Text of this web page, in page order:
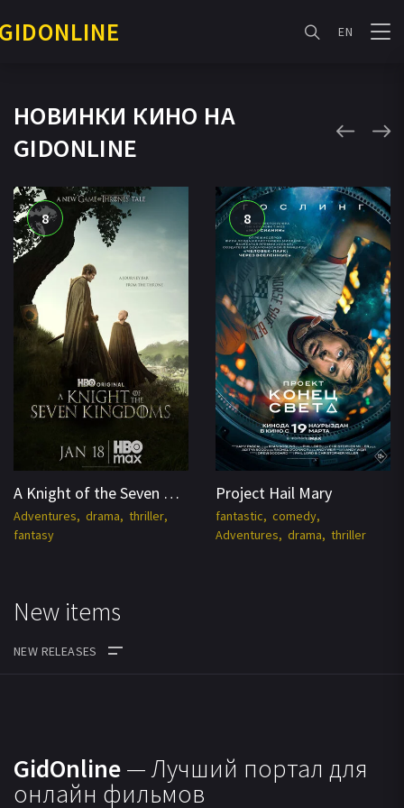
EN
НОВИНКИ КИНО НА
GIDONLINE
8
A Knight of the Seven Kingdoms
Adventures drama
thriller
fantasy
8
Project Hail Mary
fantastic
comedy
Adventures
drama thriller
New items
CARTOONS
GidOnline— Лучший портал для
онлайн фильмов